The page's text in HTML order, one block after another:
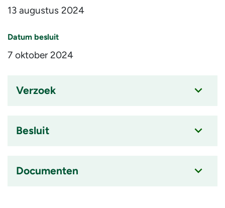
13 augustus 2024
Datum besluit
7 oktober 2024
Verzoek
is
Besluit
is
Documenten